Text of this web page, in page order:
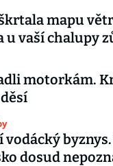
mapu
u vaší chalupy
motorkám.
vodácký
dosud